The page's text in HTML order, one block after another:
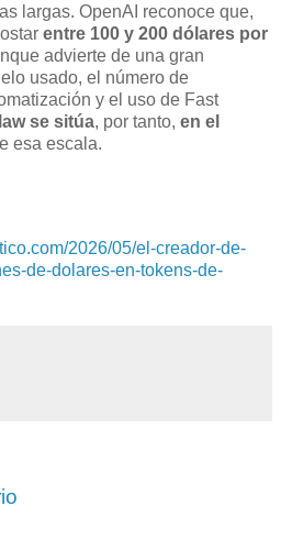
largas. OpenAI reconoce que,
entre 100 y 200 dólares por
advierte de una gran
usado, el número de
y el uso de Fast
se sitúa, por tanto, en el
esa escala.
2026/05/el-creador-de-
de-dolares-en-tokens-de-